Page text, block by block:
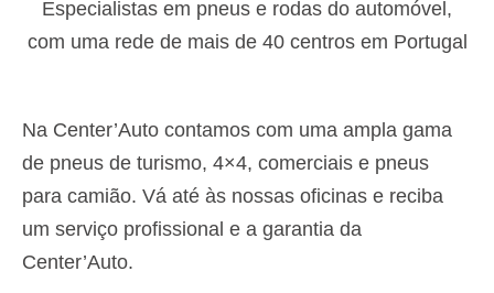
Especialistas em pneus e rodas do automóvel,
com uma rede de mais de 40 centros em Portugal
Na Center’Auto contamos com uma ampla gama
de pneus de turismo, 4×4, comerciais e pneus
para camião. Vá até às nossas oficinas e reciba
um serviço profissional e a garantia da
Center’Auto.